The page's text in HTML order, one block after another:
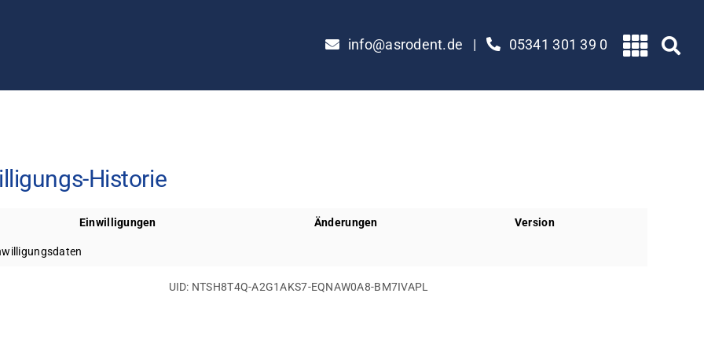
info@asrodent.de | 05341 301 39 0
Historie
Einwilligungen Änderungen Version
UID: NTSH8T4Q-A2G1AKS7-EQNAW0A8-BM7IVAPL